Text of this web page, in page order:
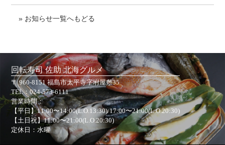
» お知らせ一覧へもどる
回転寿司 佐助 北海グルメ
〒 960-8151 福島市太平寺字坿屋敷35
TEL：024-573-6111
営業時間：
【平日】11:00〜14:00(L.O.13:30)/17:00〜21:00(L.O.20:30)
【土日祝】11:00〜21:00(L.O.20:30)
定休日：水曜